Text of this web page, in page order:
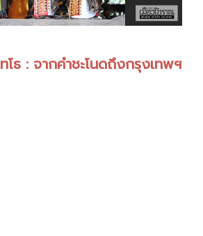
ธ : จากคำชะโนดถึงกรุงเทพฯ